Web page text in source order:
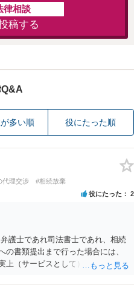
律相談
稿する
多い順 役にたった順
代理交渉 #相続放棄
役にたった 2
護士であれ司法書士であれ、相続
書類提出まで行った場合には、
上（サービスとして）行うことは